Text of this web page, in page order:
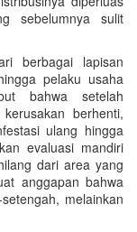
sebelumnya sulit
berbagai lapisan
pelaku usaha
bahwa setelah
berhenti,
ulang hingga
evaluasi mandiri
dari area yang
anggapan bahwa
melainkan